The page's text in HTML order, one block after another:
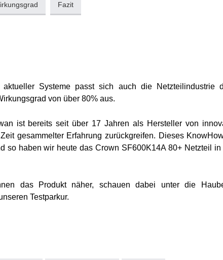
Fazit
Systeme passt sich auch die Netzteilindustrie
von über 80% aus.
ist bereits seit über 17 Jahren als Hersteller von
gesammelter Erfahrung zurückgreifen. Dieses
so haben wir heute das Crown SF600K14A 80+ Netzteil in
das Produkt näher, schauen dabei unter die
Testparkur.